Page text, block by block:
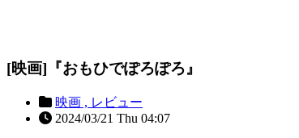
[映画]『おもひでぽろぽろ』
映画 , レビュー
2024/03/21 Thu 04:07